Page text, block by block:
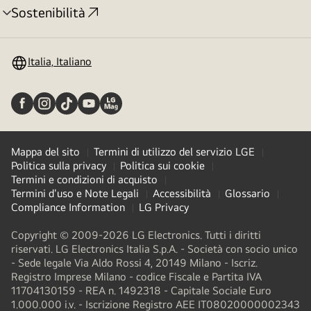
Sostenibilità
Attivazione
Italia, Italiano
Mappa del sito
Termini di utilizzo del servizio LGE
Politica sulla privacy
Politica sui cookie
Termini e condizioni di acquisto
Termini d'uso e Note Legali
Accessibilità
Glossario
Compliance Information
LG Privacy
Copyright © 2009-2026 LG Electronics. Tutti i diritti
riservati. LG Electronics Italia S.p.A. - Società con socio unico
- Sede legale Via Aldo Rossi 4, 20149 Milano - Iscriz.
Registro Imprese Milano - codice Fiscale e Partita IVA
11704130159 - REA n. 1492318 - Capitale Sociale Euro
1.000.000 i.v. - Iscrizione Registro AEE IT08020000002343​